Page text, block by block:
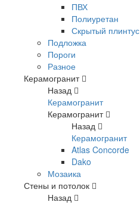
ПВХ
Полиуретан
Скрытый плинтус
Подложка
Пороги
Разное
Керамогранит
Назад
Керамогранит
Керамогранит
Назад
Керамогранит
Atlas Concorde
Dako
Мозаика
Стены и потолок
Назад